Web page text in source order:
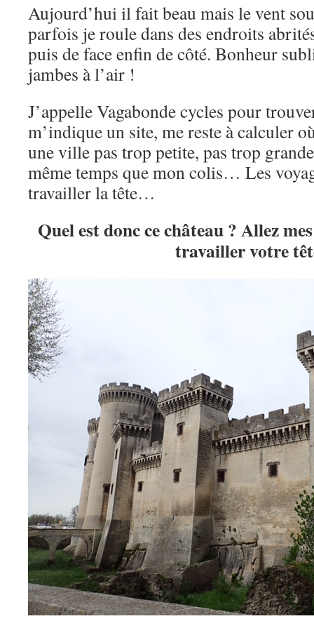
Aujourd’hui il fait beau mais le vent
parfois je roule dans des endroits
puis de face enfin de côté. Bonheur
jambes à l’air !
J’appelle Vagabonde cycles pour
m’indique un site, me reste à calculer
une ville pas trop petite, pas trop
même temps que mon colis… Les
travailler la tête…
Quel est donc ce château ? Allez
travailler votre